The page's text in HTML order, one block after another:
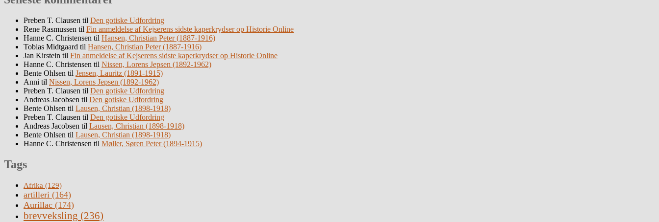
Preben T. Clausen til Den gotiske Udfordring
Rene Rasmussen til Fin anmeldelse af Kejserens sidste kaperkrydser op Historie Online
Hanne C. Christensen til Hansen, Christian Peter (1887-1916)
Tobias Midtgaard til Hansen, Christian Peter (1887-1916)
Jan Kirstein til Fin anmeldelse af Kejserens sidste kaperkrydser op Historie Online
Hanne C. Christensen til Nissen, Lorens Jepsen (1892-1962)
Bente Ohlsen til Jensen, Lauritz (1891-1915)
Anni til Nissen, Lorens Jepsen (1892-1962)
Preben T. Clausen til Den gotiske Udfordring
Andreas Jacobsen til Den gotiske Udfordring
Bente Ohlsen til Lausen, Christian (1898-1918)
Preben T. Clausen til Den gotiske Udfordring
Andreas Jacobsen til Lausen, Christian (1898-1918)
Bente Ohlsen til Lausen, Christian (1898-1918)
Hanne C. Christensen til Møller, Søren Peter (1894-1915)
Tags
Afrika (129)
artilleri (164)
Aurillac (174)
brevveksling (236)